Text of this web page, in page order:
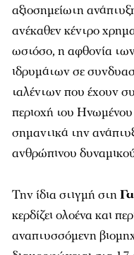
αξιοσημείωτη
ανέκαθεν κέντρο
ωστόσο, η αφθονία
ιδρυμάτων σε
ταλέντων που έχουν
περιοχή του Ηνωμένου
σημαντικά την
ανθρώπινου
Την ίδια στιγμή στη
κερδίζει ολοένα και
αναπτυσσόμενη